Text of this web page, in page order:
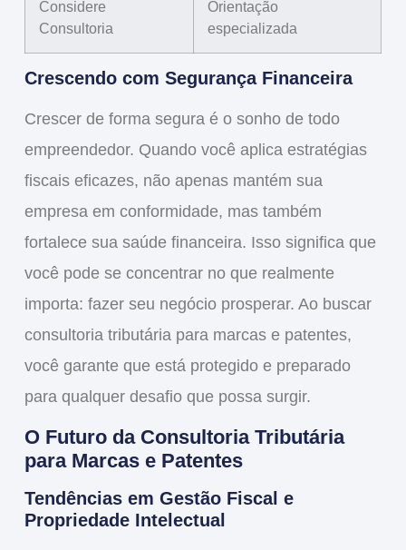
Considere
Consultoria
Orientação
especializada
Crescendo com Segurança Financeira
Crescer de forma segura é o sonho de todo
empreendedor. Quando você aplica estratégias
fiscais eficazes, não apenas mantém sua
empresa em conformidade, mas também
fortalecesua saúde financeira. Isso significa que
você pode se concentrar no que realmente
importa: fazer seu negócio prosperar. Ao buscar
consultoria tributária para marcas e patentes,
você garante que está protegido e preparado
para qualquer desafio que possa surgir.
O Futuro da Consultoria Tributária
para Marcas e Patentes
Tendências em Gestão Fiscal e
Propriedade Intelectual